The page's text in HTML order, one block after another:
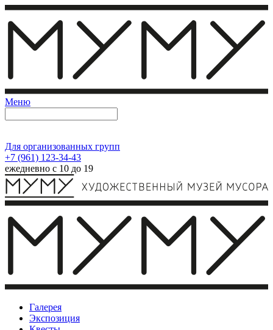
Меню
Для организованных групп
+7 (961) 123-34-43
ежедневно с 10 до 19
Галерея
Экспозиция